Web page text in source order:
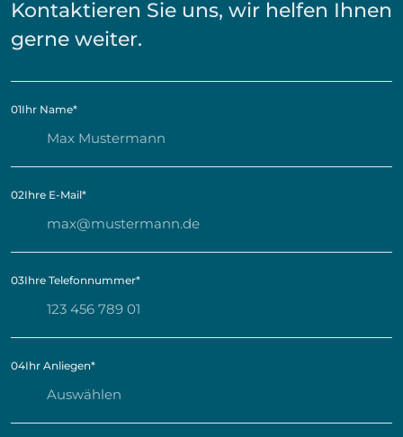
Kontaktieren Sie uns, wir helfen Ihnen
gerne weiter.
01Ihr Name*
02Ihre E-Mail*
03Ihre Telefonnummer*
04Ihr Anliegen*